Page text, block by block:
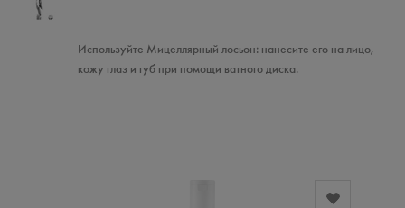
Используйте Мицеллярный лосьон: нанесите его на лицо,
кожу глаз и губ при помощи ватного диска.